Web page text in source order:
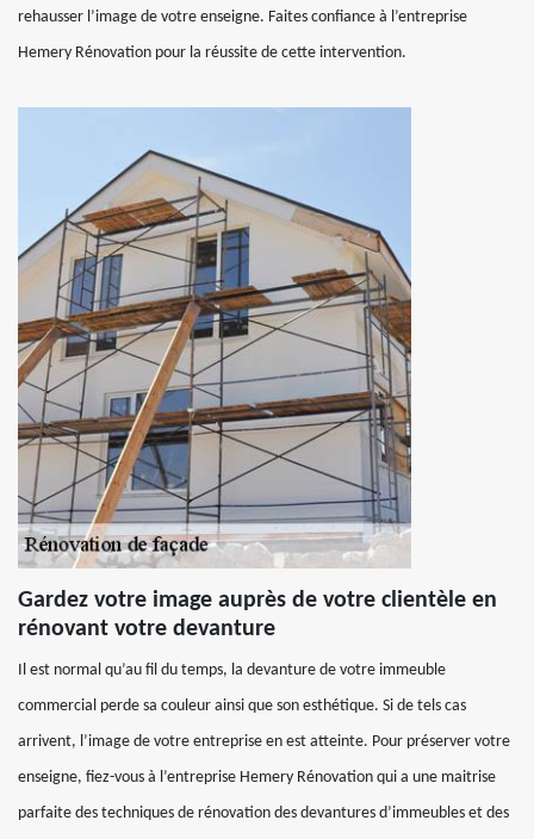
rehausser l’image de votre enseigne. Faites confiance à l’entreprise
Hemery Rénovation pour la réussite de cette intervention.
Gardez votre image auprès de votre clientèle en
rénovant votre devanture
Il est normal qu’au fil du temps, la devanture de votre immeuble
commercial perde sa couleur ainsi que son esthétique. Si de tels cas
arrivent, l’image de votre entreprise en est atteinte. Pour préserver votre
enseigne, fiez-vous à l’entreprise Hemery Rénovation qui a une maitrise
parfaite des techniques de rénovation des devantures d’immeubles et des